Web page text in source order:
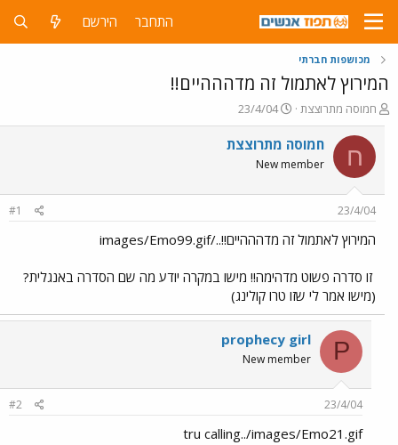
התחבר הירשם
מכושפות חברתי
המירוץ לאתמול זה מדהההיים!!
פ
ו
ת
ח
ה
ש
א
חמוסה מתרוצצת
פ
ו
ר
ם
ר
23/4/04
ח חמוסה מתרוצצת
New member
23/4/04
#1
המירוץ לאתמול זה מדהההיים!!../images/Emo99.gif
זו סדרה פשוט מדהימה!! מישו במקרה יודע מה שם הסדרה באנגלית?
(מישו אמר לי שזו טרו קולינג)
P
prophecy girl
New member
23/4/04
#2
tru calling../images/Emo21.gif